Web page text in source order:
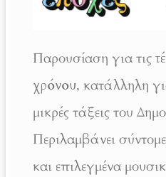
Παρουσίαση για τις
χρόνου, κατάλληλη
μικρές τάξεις του
Περιλαμβάνει
και επιλεγμένα